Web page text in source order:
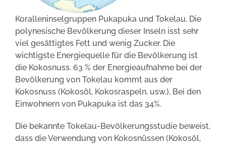
Koralleninselgruppen Pukapuka und Tokelau. Die
polynesische Bevölkerung dieser Inseln isst sehr
viel gesättigtes Fett und wenig Zucker. Die
wichtigste Energiequelle für die Bevölkerung ist
die Kokosnuss. 63 % der Energieaufnahme bei der
Bevölkerung von Tokelau kommt aus der
Kokosnuss (Kokosöl, Kokosraspeln, usw.). Bei den
Einwohnern von Pukapuka ist das 34%.
Die bekannte Tokelau-Bevölkerungsstudie beweist,
dass die Verwendung von Kokosnüssen (Kokosöl,